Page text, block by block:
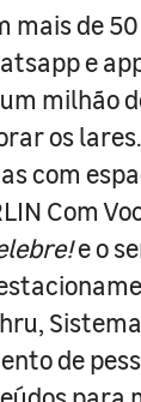
de
e
milhão
os
com
Com
e o
de